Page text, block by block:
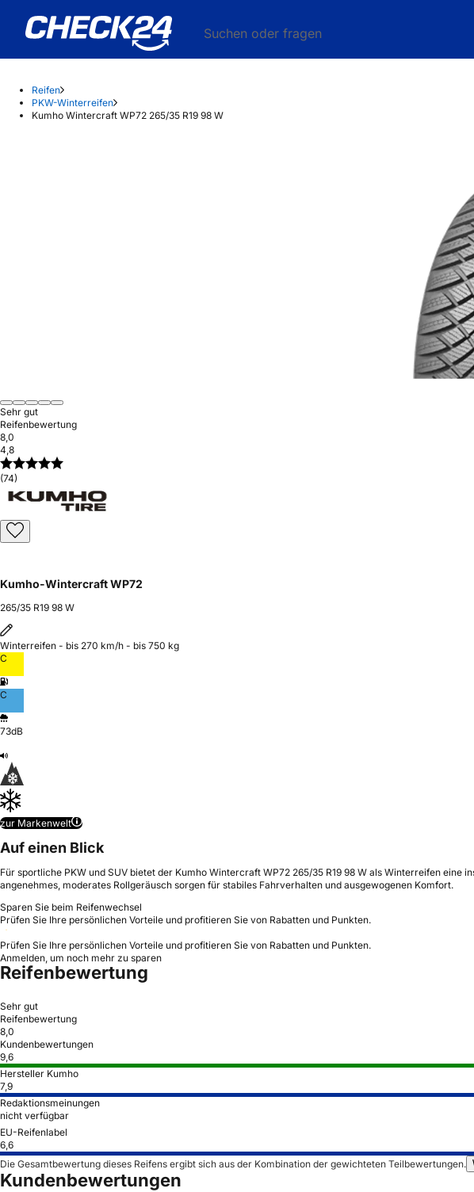
Suchen oder fragen
Reifen
PKW-Winterreifen
Kumho Wintercraft WP72 265/35 R19 98 W
Sehr gut
Reifenbewertung
8,0
4,8
(74)
Kumho-Wintercraft WP72
265/35 R19 98 W
Winterreifen - bis 270 km/h - bis 750 kg
C
C
73dB
zur Markenwelt
Auf einen Blick
Für sportliche PKW und SUV bietet der Kumho Wintercraft WP72 265/35 R19 98 W als Winterreifen
angenehmes, moderates Rollgeräusch sorgen für stabiles Fahrverhalten und ausgewogenen Komfort.
Sparen Sie beim Reifenwechsel
Prüfen Sie Ihre persönlichen Vorteile und profitieren Sie von Rabatten und Punkten.
Prüfen Sie Ihre persönlichen Vorteile und profitieren Sie von Rabatten und Punkten.
Anmelden, um noch mehr zu sparen
Reifenbewertung
Sehr gut
Reifenbewertung
8,0
Kundenbewertungen
9,6
Hersteller Kumho
7,9
Redaktionsmeinungen
nicht verfügbar
EU-Reifenlabel
6,6
Die Gesamtbewertung dieses Reifens ergibt sich aus der Kombination der gewichteten Teilbewertungen.
Kundenbewertungen